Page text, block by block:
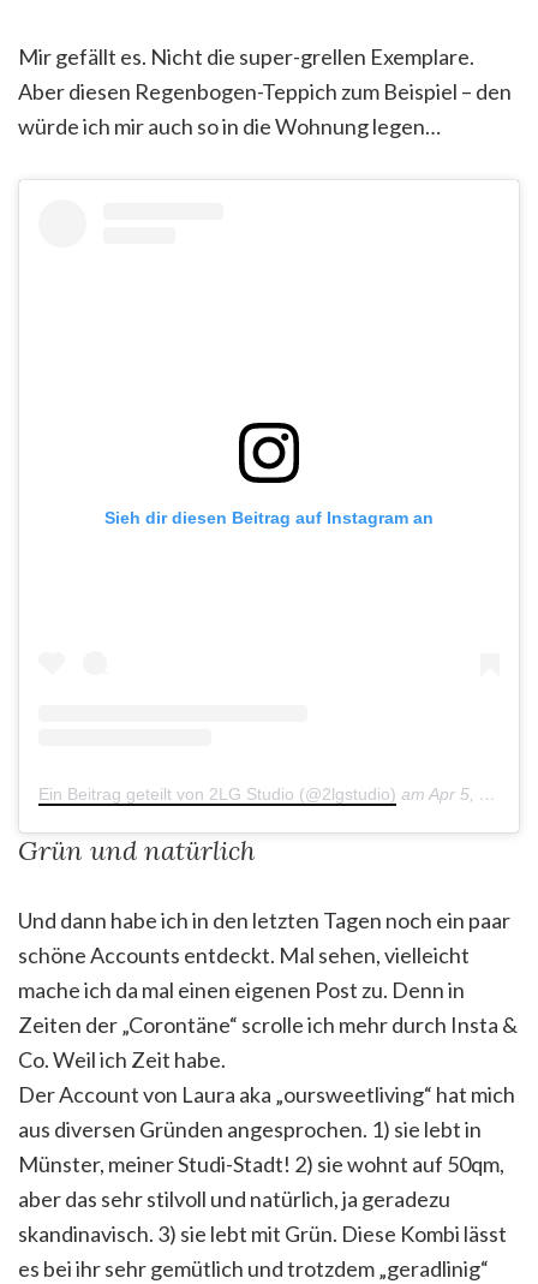
Mir gefällt es. Nicht die super-grellen Exemplare.
Aber diesen Regenbogen-Teppich zum Beispiel – den
würde ich mir auch so in die Wohnung legen…
Sieh dir diesen Beitrag auf Instagram an
Ein Beitrag geteilt von 2LG Studio (@2lgstudio) am Apr 5, 2020 um 3:45 PDT
Grün und natürlich
Und dann habe ich in den letzten Tagen noch ein paar
schöne Accounts entdeckt. Mal sehen, vielleicht
mache ich da mal einen eigenen Post zu. Denn in
Zeiten der „Corontäne“ scrolle ich mehr durch Insta &
Co. Weil ich Zeit habe.
Der Account von Laura aka „oursweetliving“ hat mich
aus diversen Gründen angesprochen. 1) sie lebt in
Münster, meiner Studi-Stadt! 2) sie wohnt auf 50qm,
aber das sehr stilvoll und natürlich, ja geradezu
skandinavisch. 3) sie lebt mit Grün. Diese Kombi lässt
es bei ihr sehr gemütlich und trotzdem „geradlinig“